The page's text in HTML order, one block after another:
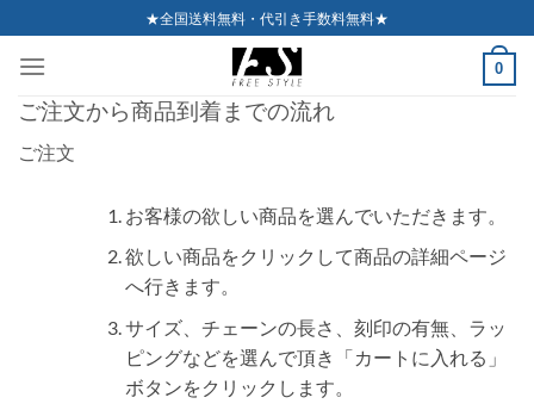
to
content
★全国送料無料・代引き手数料無料★
0
ご注文から商品到着までの流れ
ご注文
お客様の欲しい商品を選んでいただきます。
欲しい商品をクリックして商品の詳細ページ
へ行きます。
サイズ、チェーンの長さ、刻印の有無、ラッ
ピングなどを選んで頂き「カートに入れる」
ボタンをクリックします。